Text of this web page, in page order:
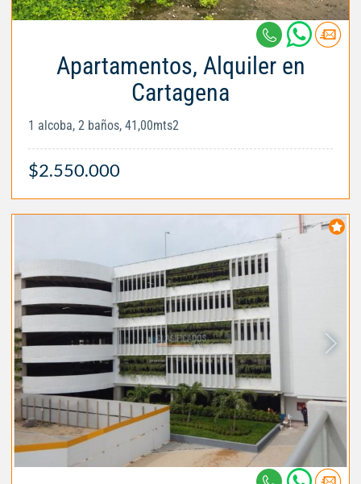
Apartamentos, Alquiler en
Cartagena
1 alcoba, 2 baños, 41,00mts2
$2.550.000